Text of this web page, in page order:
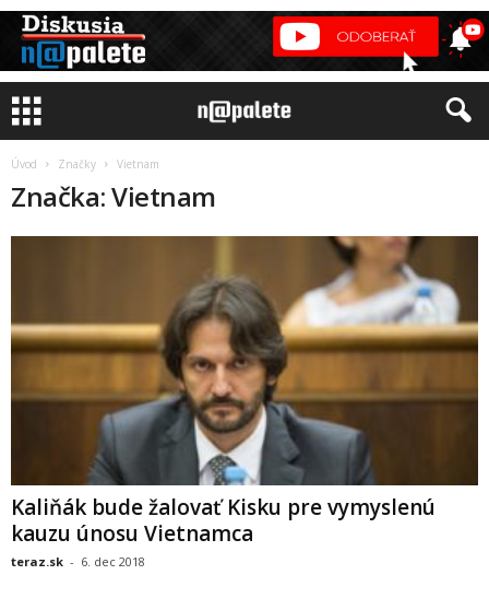
Úvod Značky Vietnam
Značka: Vietnam
Kaliňák bude žalovať Kisku pre vymyslenú
kauzu únosu Vietnamca
teraz.sk - 6. dec 2018